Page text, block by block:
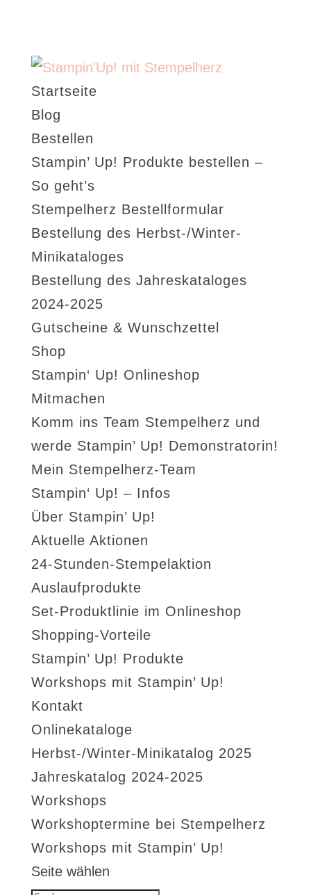
Startseite
Blog
Bestellen
Stampin’ Up! Produkte bestellen –
So geht’s
Stempelherz Bestellformular
Bestellung des Herbst-/Winter-
Minikataloges
Bestellung des Jahreskataloges
2024-2025
Gutscheine & Wunschzettel
Shop
Stampin‘ Up! Onlineshop
Mitmachen
Komm ins Team Stempelherz und
werde Stampin’ Up! Demonstratorin!
Mein Stempelherz-Team
Stampin‘ Up! – Infos
Über Stampin’ Up!
Aktuelle Aktionen
24-Stunden-Stempelaktion
Auslaufprodukte
Set-Produktlinie im Onlineshop
Shopping-Vorteile
Stampin’ Up! Produkte
Workshops mit Stampin’ Up!
Kontakt
Onlinekataloge
Herbst-/Winter-Minikatalog 2025
Jahreskatalog 2024-2025
Workshops
Workshoptermine bei Stempelherz
Workshops mit Stampin’ Up!
Seite wählen